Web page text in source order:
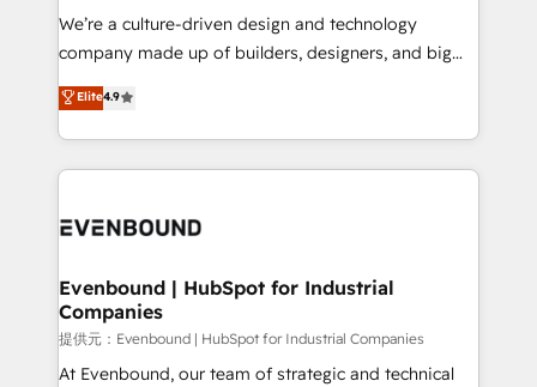
and English to design scalable strategies that drive
measurable growth. 🌎 Highlights: • 10+ years as a
Migration Excellence. • Top 3 Partner of the Year
LATAM 2022, 2023, 2024, 2025. • Partner of the Year
with HubSpot? Let Cebra’s experts help you grow
We’re a culture-driven design and technology
company made up of builders, designers, and big
thinkers. We blend strategy, design, and
development—always fueled by curiosity—to turn
ideas, opportunities, and challenges into meaningful
experiences. To us, technology is more than just
and—most importantly—simple. That’s why we lean
products and strategies that actually make a
difference.
Elite4.9
Evenbound | HubSpot for Industrial
Companies
提供元：Evenbound | HubSpot for Industrial Companies
At Evenbound, our team of strategic and technical